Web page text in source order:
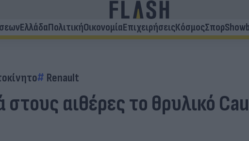
ΕλλάδαΠολιτικήΟικονομίαΕπιχειρήσειςΚόσμοςΣπορ
Renault
στους αιθέρες το θρυλικό